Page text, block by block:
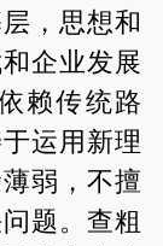
，思想和
企业发展
赖传统路
运用新理
弱，不擅
题。查粗